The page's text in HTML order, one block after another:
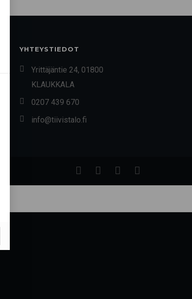
YHTEYSTIEDOT
Yrittäjäntie 24, 01800
KLAUKKALA
0207 439 670
info@tiivistalo.fi